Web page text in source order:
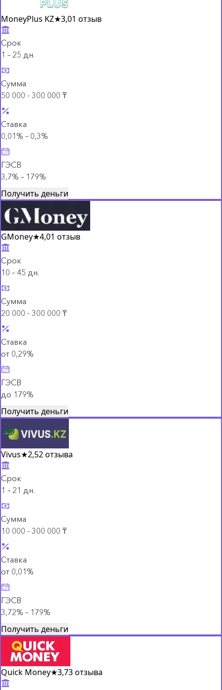
MoneyPlus KZ★3,01 отзыв
Срок
1 – 25 дн.
Сумма
50 000 - 300 000 ₸
Ставка
0,01% – 0,3%
ГЭСВ
3,7% – 179%
Получить деньги
GMoney★4,01 отзыв
Срок
10 – 45 дн.
Сумма
20 000 - 300 000 ₸
Ставка
от 0,29%
ГЭСВ
до 179%
Получить деньги
Vivus★2,52 отзыва
Срок
1 – 21 дн.
Сумма
10 000 - 300 000 ₸
Ставка
от 0,01%
ГЭСВ
3,72% – 179%
Получить деньги
Quick Money★3,73 отзыва